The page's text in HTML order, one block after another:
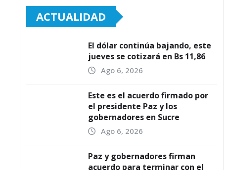
ACTUALIDAD
El dólar continúa bajando, este
jueves se cotizará en Bs 11,86
Ago 6, 2026
Este es el acuerdo firmado por
el presidente Paz y los
gobernadores en Sucre
Ago 6, 2026
Paz y gobernadores firman
acuerdo para terminar con el